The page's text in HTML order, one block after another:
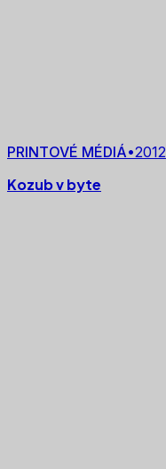
PRINTOVÉ MÉDIÁ•2012
Kozub v byte